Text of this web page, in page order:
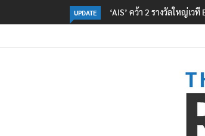
UPDATE ‘AIS’ คว้า 2 รางวัลใหญ่เ